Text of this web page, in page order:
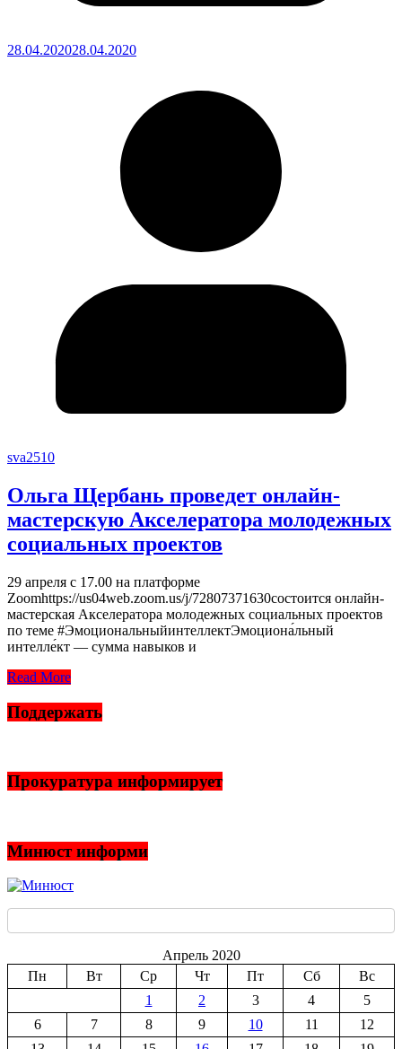
28.04.202028.04.2020
sva2510
Ольга Щербань проведет онлайн-
мастерскую Акселератора молодежных
социальных проектов
29 апреля с 17.00 на платформе
Zoomhttps://us04web.zoom.us/j/72807371630состоится онлайн-
мастерская Акселератора молодежных социальных проектов
по теме #ЭмоциональныйинтеллектЭмоциона́льный
интелле́кт — сумма навыков и
Read More
Поддержать
Прокуратура информирует
Минюст информи
Апрель 2020
Пн
Вт Ср Чт Пт Сб
Вс
1
2 3 4
5
6
7 8 9 10 11
12